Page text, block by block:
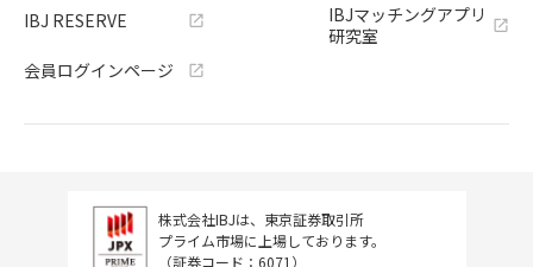
IBJ RESERVE
会員ログインページ
IBJマッチングアプリ
研究室
株式会社IBJは、東京証券取引所
プライム市場に上場しております。
（証券コード：6071）